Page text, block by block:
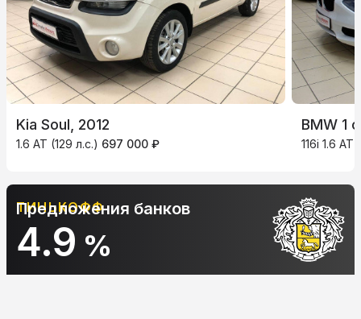
Kia Soul, 2012
1.6 AT (129 л.с.) 697 000 ₽
BMW 1
116i 1.6 AT
АЛЬФА-БАНК
10.9%
Предложения банков